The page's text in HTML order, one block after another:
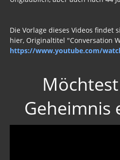
Die Vorlage dieses Videos findet
hier, Originaltitel "Conversation
https://www.youtube.com/
Geheimnis